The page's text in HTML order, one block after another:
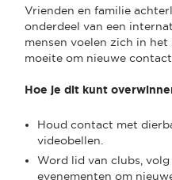
Vrienden en familie
onderdeel van een
mensen voelen zich in het
moeite om nieuwe
Hoe je dit kunt
Houd contact met
videobellen.
Word lid van clubs,
evenementen om